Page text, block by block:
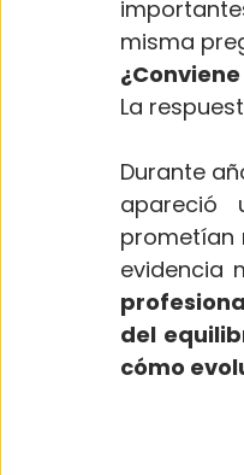
misma
La
Durante
apareció
prometían
evidencia
del
cómo